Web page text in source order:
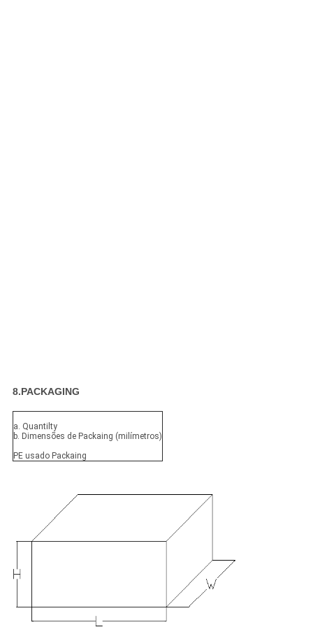
8.PACKAGING
a. Quantilty
b. Dimensões de Packaing (milímetros)
PE usado Packaing